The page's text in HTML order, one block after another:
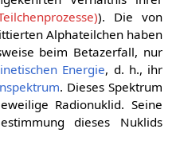
). Die von
Alphateilchen haben
beim Betazerfall, nur
Energie, d. h., ihr
. Dieses Spektrum
Radionuklid. Seine
dieses Nuklids